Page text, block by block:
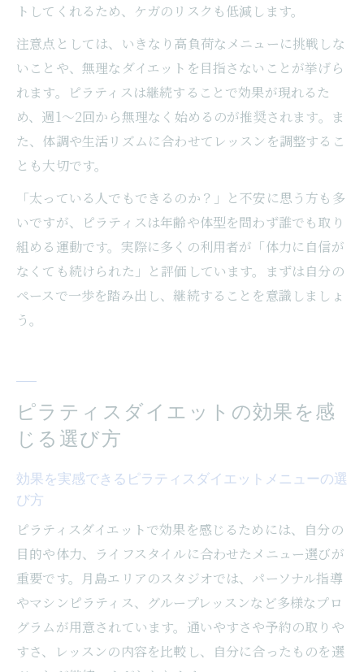
トしてくれるため、ケガのリスクも低減します。
注意点としては、いきなり高負荷なメニューに挑戦しな
いことや、無理なダイエットを目指さないことが挙げら
れます。ピラティスは継続することで効果が現れるた
め、週1〜2回から無理なく始めるのが推奨されます。ま
た、体調や生活リズムに合わせてレッスンを調整するこ
とも大切です。
「太っている人でもできるのか？」と不安に思う方も多
いですが、ピラティスは年齢や体型を問わず誰でも取り
組める運動です。実際に多くの利用者が「体力に自信が
なくても続けられた」と評価しています。まずは自分の
ペースで一歩を踏み出し、継続することを意識しましょ
う。
ピラティスダイエットの効果を感
じる選び方
効果を実感できるピラティスダイエットメニューの選
び方
ピラティスダイエットで効果を感じるためには、自分の
目的や体力、ライフスタイルに合わせたメニュー選びが
重要です。月島エリアのスタジオでは、パーソナル指導
やマシンピラティス、グループレッスンなど多様なプロ
グラムが用意されています。通いやすさや予約の取りや
すさ、レッスンの内容を比較し、自分に合ったものを選